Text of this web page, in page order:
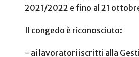
2021/2022 e fino al 21
Il congedo è riconosciuto:
- ai lavoratori iscritti alla